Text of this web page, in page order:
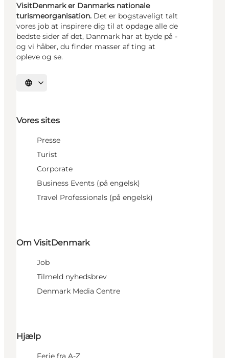
VisitDenmark er Danmarks nationale
turismeorganisation. Det er bogstaveligt talt
vores job at inspirere dig til at opdage alle de
bedste sider af det, Danmark har at byde på -
og vi håber, du finder masser af ting at
opleve og se.
Vælg sprog
Vores sites
Presse
Turist
Corporate
Business Events (på engelsk)
Travel Professionals (på engelsk)
Om VisitDenmark
Job
Tilmeld nyhedsbrev
Denmark Media Centre
Hjælp